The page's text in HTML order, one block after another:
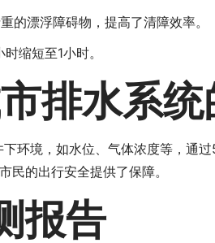
的漂浮障碍物，提高了清障效率。
缩短至1小时。
排水系
环境，如水位、气体浓度等，通
民的出行安全提供了保障。
报告